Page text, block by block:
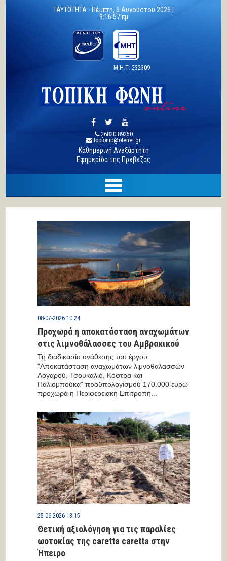
TAYTOTHTA - Πέμπτη, 6 Αυγούστου 2026 |
9:16:58 πμ
Μ.Η.Τ. 232309
26820 89250
topfonip@otenet.gr
Καθημερινή Ανεξάρτητη
Εφημερίδα της Πρέβεζας
08-07-2026 10:24
Προχωρά η αποκατάσταση αναχωμάτων
στις λιμνοθάλασσες του Αμβρακικού
Τη διαδικασία ανάθεσης του έργου
"Αποκατάσταση αναχωμάτων λιμνοθαλασσών
Λογαρού, Τσουκαλιό, Κόφτρα και
Παλιομπούκα" προϋπολογισμού 170.000 ευρώ
προχωρά η Περιφερειακή Επιτροπή...
25-06-2026 13:15
Θετική αξιολόγηση για τις παραλίες
ωοτοκίας της caretta caretta στην
Ήπειρο